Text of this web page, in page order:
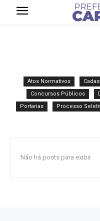
Atos Normativos
Concursos Públicos
Portarias
Processo
Não há posts para exibir